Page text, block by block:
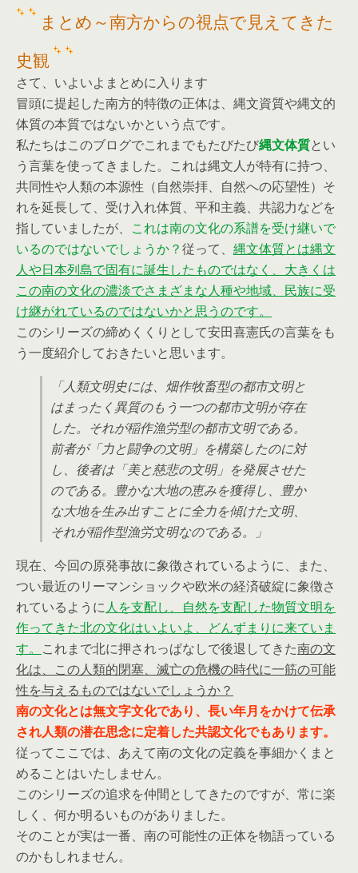
まとめ～南方からの視点で見えてきた
史観
さて、いよいよまとめに入ります
冒頭に提起した南方的特徴の正体は、縄文資質や縄文的
体質の本質ではないかという点です。
私たちはこのブログでこれまでもたびたび縄文体質とい
う言葉を使ってきました。これは縄文人が特有に持つ、
共同性や人類の本源性（自然崇拝、自然への応望性）そ
れを延長して、受け入れ体質、平和主義、共認力などを
指していましたが、 これは南の文化の系譜を受け継いで
いるのではないでしょうか？従って、 縄文体質とは縄文
人や日本列島で固有に誕生したものではなく、大きくは
この南の文化の濃淡でさまざまな人種や地域、民族に受
け継がれているのではないかと思うのです。
このシリーズの締めくくりとして安田喜憲氏の言葉をも
う一度紹介しておきたいと思います。
「人類文明史には、畑作牧畜型の都市文明と
はまったく異質のもう一つの都市文明が存在
した。それが稲作漁労型の都市文明である。
前者が「力と闘争の文明」を構築したのに対
し、後者は「美と慈悲の文明」を発展させた
のである。豊かな大地の恵みを獲得し、豊か
な大地を生み出すことに全力を傾けた文明、
それが稲作型漁労文明なのである。」
現在、今回の原発事故に象徴されているように、また、
つい最近のリーマンショックや欧米の経済破綻に象徴さ
れているように人を支配し、自然を支配した物質文明を
作ってきた北の文化はいよいよ、どんずまりに来ていま
す。 これまで北に押されっぱなしで後退してきた南の文
化は、この人類的閉塞、滅亡の危機の時代に一筋の可能
性を与えるものではないでしょうか？
南の文化とは無文字文化であり、長い年月をかけて伝承
され人類の潜在思念に定着した共認文化でもあります。
従ってここでは、あえて南の文化の定義を事細かくまと
めることはいたしません。
このシリーズの追求を仲間としてきたのですが、常に楽
しく、何か明るいものがありました。
そのことが実は一番、南の可能性の正体を物語っている
のかもしれません。